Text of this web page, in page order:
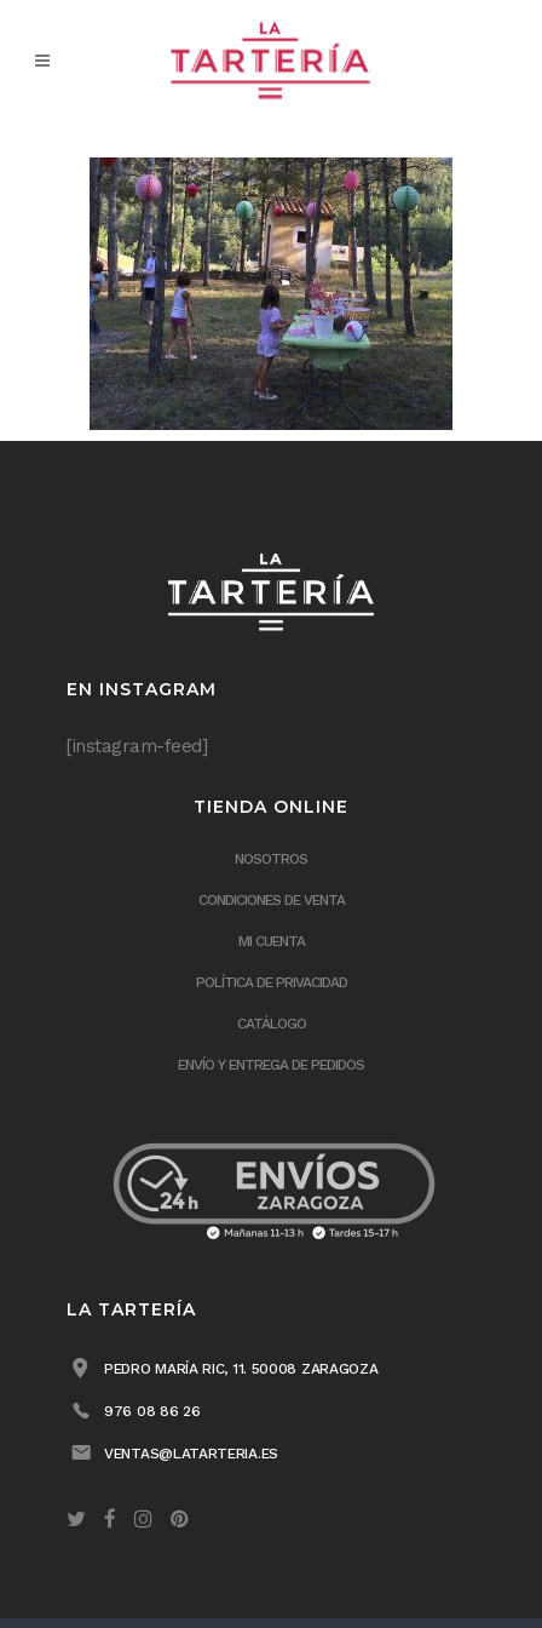
EN INSTAGRAM
[instagram-feed]
TIENDA ONLINE
NOSOTROS
CONDICIONES DE VENTA
MI CUENTA
POLÍTICA DE PRIVACIDAD
CATÁLOGO
ENVÍO Y ENTREGA DE PEDIDOS
LA TARTERÍA
PEDRO MARÍA RIC, 11. 50008 ZARAGOZA
976 08 86 26
VENTAS@LATARTERIA.ES